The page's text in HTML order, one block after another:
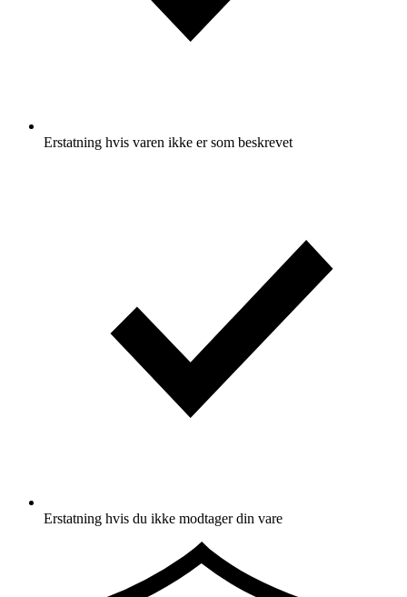
Erstatning hvis varen ikke er som beskrevet
Erstatning hvis du ikke modtager din vare